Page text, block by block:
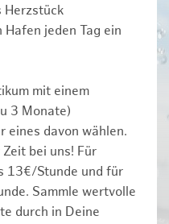
Herzstück
jeden Tag ein
mit einem
3 Monate)
eines davon wählen.
bei uns! Für
13€/Stunde und für
Sammle wertvolle
durch in Deine